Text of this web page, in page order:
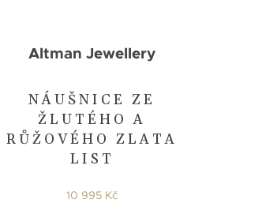
NÁUŠNICE ZE
ŽLUTÉHO A
RŮŽOVÉHO ZLATA
LIST
Altman Jewellery
10 995 Kč